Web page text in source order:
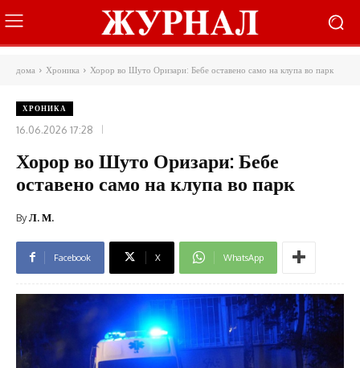
дома Хроника Хорор во Шуто Оризари: Бебе оставено само на клупа во парк
ХРОНИКА
16.06.2026 17:28
Хорор во Шуто Оризари: Бебе
оставено само на клупа во парк
ByЛ. М.
Facebook X WhatsApp